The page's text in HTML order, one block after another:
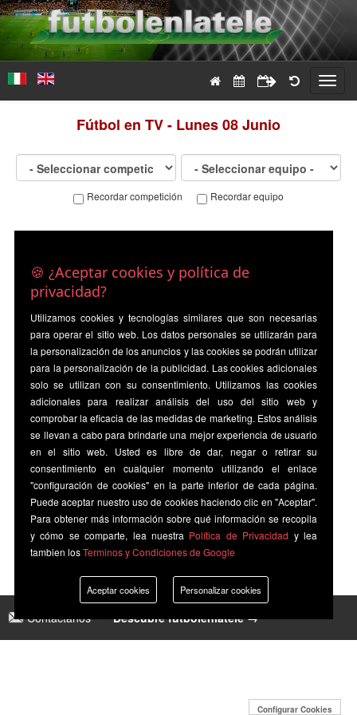
Fútbol en TV - Lunes 08 Junio
Recordar competición Recordar equipo
Contáctanos|Descubre futbolenlatele →
Configurar Cookies
🍪 ¿Aceptar cookies y política de
privacidad?
Utilizamos cookies y tecnologías similares que son necesarias
para operar el sitio web. Los datos personales se utilizarán para
la personalización de los anuncios y las cookies se podrán utilizar
para la personalización de la publicidad. Las cookies adicionales
solo se utilizan con su consentimiento. Utilizamos las cookies
adicionales para realizar análisis del uso del sitio web y
comprobar la eficacia de las medidas de marketing. Estos análisis
se llevan a cabo para brindarle una mejor experiencia de usuario
en el sitio web. Usted es libre de dar, negar o retirar su
consentimiento en cualquier momento utilizando el enlace
"configuración de cookies" en la parte inferior de cada página.
Puede aceptar nuestro uso de cookies haciendo clic en "Aceptar".
Para obtener más información sobre qué información se recopila
y cómo se comparte, lea nuestra Política de Privacidad y lea
tambien losTerminos y Condiciones de Google
Aceptar cookies Personalizar cookies